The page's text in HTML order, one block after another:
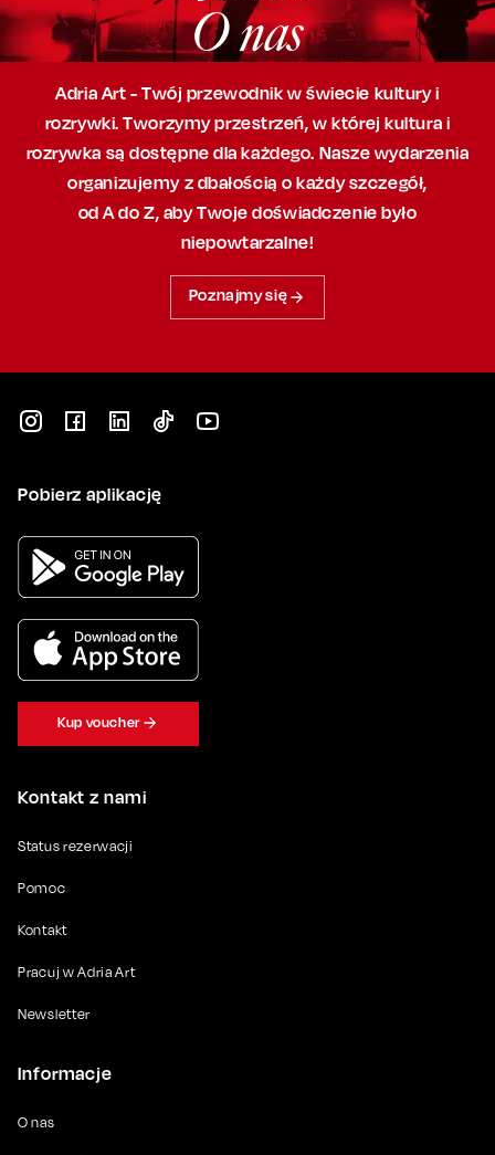
O nas
Adria Art - Twój przewodnik w świecie kultury i
rozrywki. Tworzymy przestrzeń,w której kultura i
rozrywka są dostępne dla każdego. Nasze wydarzenia
organizujemy z dbałością o każdy szczegół,
od A do Z, abyTwoje doświadczenie było
niepowtarzalne!
Poznajmy się
Kontakt z nami
Status rezerwacji
Pomoc
Kontakt
Pracuj w Adria Art
Newsletter
Informacje
O nas
Pobierz aplikację
Kup voucher